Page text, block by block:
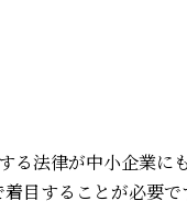
法律が中小企業に
目することが必要で